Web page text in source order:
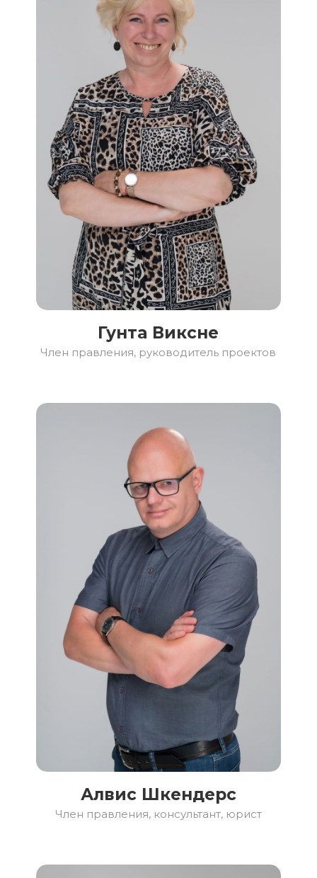
Гунта Виксне
Член правления, руководитель проектов
Алвис Шкендерс
Член правления, консультант, юрист